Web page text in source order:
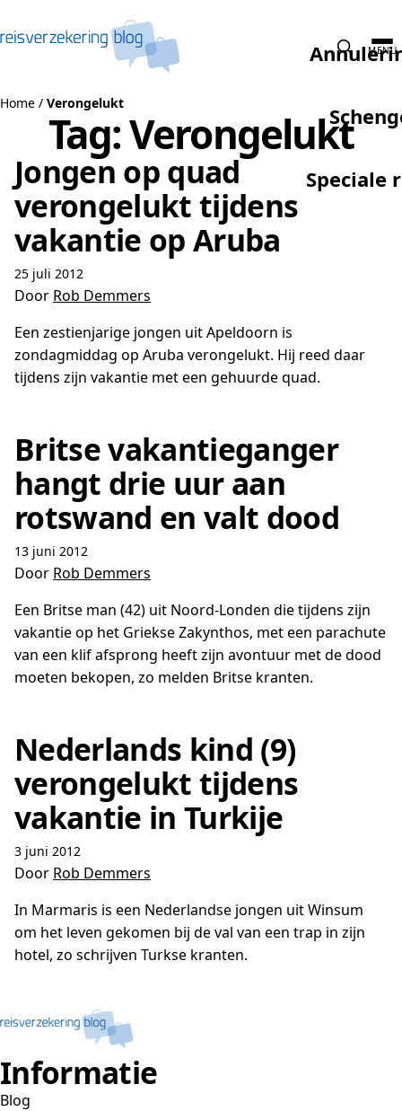
Speciale
MENU
Home / Verongelukt
Tag:Verongelukt
Jongen op quad
verongelukt tijdens
vakantie op Aruba
25 juli 2012
Door Rob Demmers
Een zestienjarige jongen uit Apeldoorn is
zondagmiddag op Aruba verongelukt. Hij reed daar
tijdens zijn vakantie met een gehuurde quad.
Britse vakantieganger
hangt drie uur aan
rotswand en valt dood
13 juni 2012
Door Rob Demmers
Een Britse man (42) uit Noord-Londen die tijdens zijn
vakantie op het Griekse Zakynthos, met een parachute
van een klif afsprong heeft zijn avontuur met de dood
moeten bekopen, zo melden Britse kranten.
Nederlands kind (9)
verongelukt tijdens
vakantie in Turkije
3 juni 2012
Door Rob Demmers
In Marmaris is een Nederlandse jongen uit Winsum
om het leven gekomen bij de val van een trap in zijn
hotel, zo schrijven Turkse kranten.
Informatie
Blog